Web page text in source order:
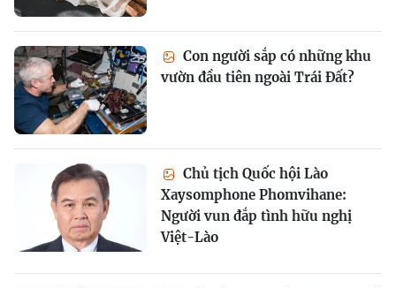
Con người sắp có những khu
vườn đầu tiên ngoài Trái Đất?
Chủ tịch Quốc hội Lào
Xaysomphone Phomvihane:
Người vun đắp tình hữu nghị
Việt-Lào